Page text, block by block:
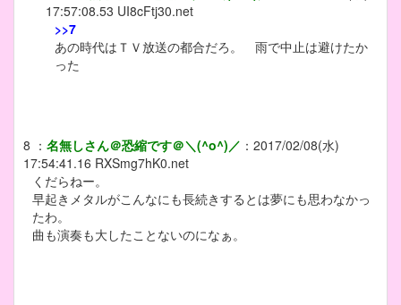
17:57:08.53 UI8cFtj30.net
>>7
あの時代はＴＶ放送の都合だろ。 雨で中止は避けたか
った
8 ： 名無しさん＠恐縮です＠＼(^o^)／ ： 2017/02/08(水)
17:54:41.16 RXSmg7hK0.net
くだらねー。
早起きメタルがこんなにも長続きするとは夢にも思わなかっ
たわ。
曲も演奏も大したことないのになぁ。